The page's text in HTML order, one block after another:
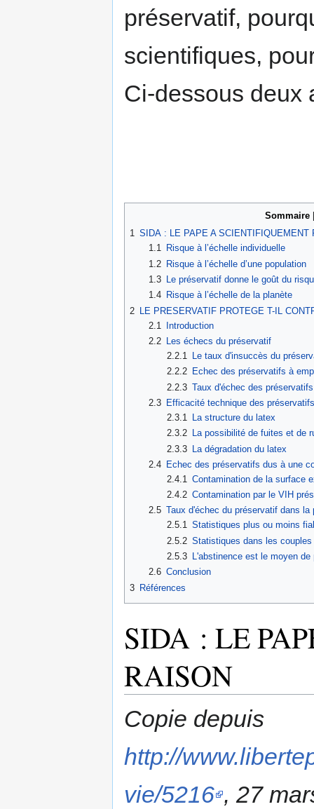
préservatif,
scientifiques,
Ci-dessous deux
Sommaire
1 SIDA : LE PAPE A SCIENTIFIQUEMENT
1.1
Risque à l’échelle individuelle
1.2 Risque à l’échelle d’une population
1.3
Le préservatif donne le goût du
1.4
Risque à l’échelle de la planète
2 LE PRESERVATIF PROTEGE T-IL
2.1
Introduction
2.2
Les échecs du préservatif
2.2.1
Le taux d'insuccès du
2.2.2 Echec des préservatifs à
2.2.3 Taux d'échec des
2.3
Efficacité technique des préservatifs
2.3.1
La structure du latex
2.3.2 La possibilité de fuites et de
2.3.3 La dégradation du latex
2.4
Echec des préservatifs dus à une
2.4.1
Contamination de la surface
2.4.2 Contamination par le VIH
2.5 Taux d'échec du préservatif dans
2.5.1 Statistiques plus ou moins
2.5.2 Statistiques dans les
2.5.3 L'abstinence est le moyen
2.6 Conclusion
3 Références
SIDA : LE
RAISON
Copie depuis
http://
vie/5216 , 27